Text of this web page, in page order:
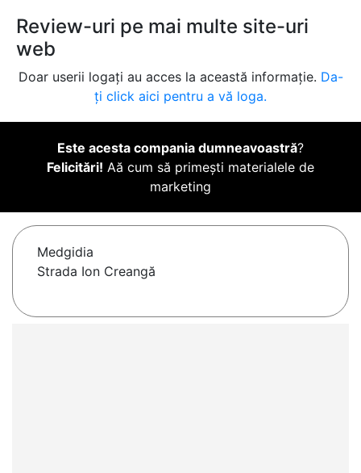
Review-uri pe mai multe site-uri
web
Doar userii logați au acces la această informație. Da-
ți click aici pentru a vă loga.
Este acesta compania dumneavoastră?
Felicitări! Aă cum să primești materialele de
marketing
Medgidia
Strada Ion Creangă